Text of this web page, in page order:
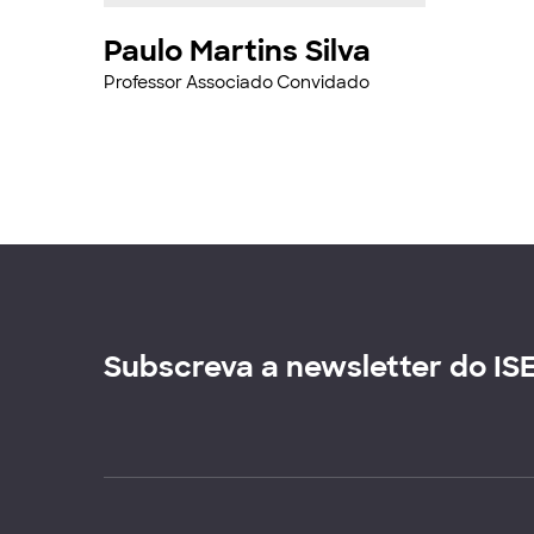
Paulo Martins Silva
Professor Associado Convidado
Subscreva a newsletter do